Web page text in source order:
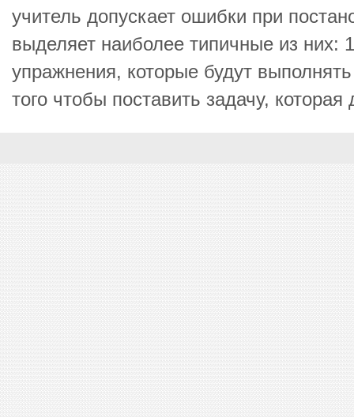
учитель допускает ошибки при
выделяет наиболее типичные из них:
упражнения, которые будут
того чтобы поставить задачу,